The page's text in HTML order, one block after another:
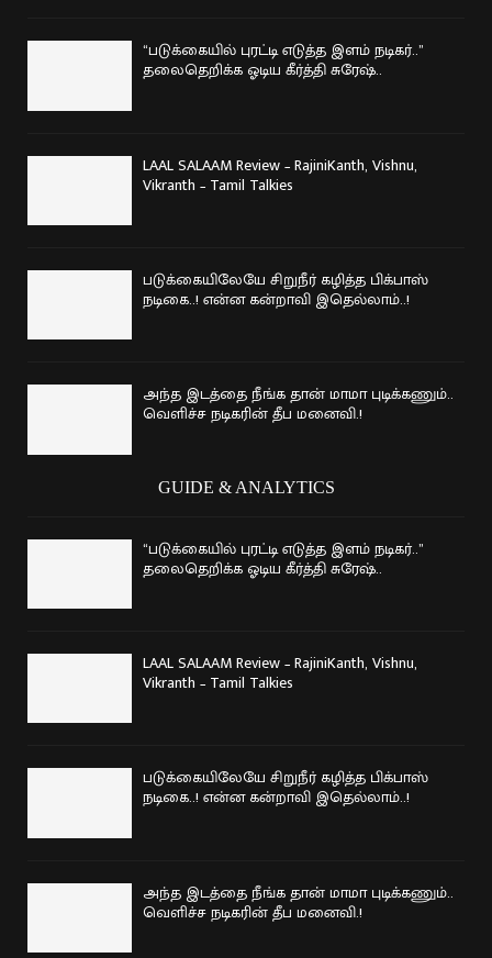
“படுக்கையில் புரட்டி எடுத்த இளம் நடிகர்..”
தலைதெறிக்க ஓடிய கீர்த்தி சுரேஷ்..
LAAL SALAAM Review – RajiniKanth, Vishnu,
Vikranth – Tamil Talkies
படுக்கையிலேயே சிறுநீர் கழித்த பிக்பாஸ்
நடிகை..! என்ன கன்றாவி இதெல்லாம்..!
அந்த இடத்தை நீங்க தான் மாமா புடிக்கணும்..
வெளிச்ச நடிகரின் தீப மனைவி.!
GUIDE & ANALYTICS
“படுக்கையில் புரட்டி எடுத்த இளம் நடிகர்..”
தலைதெறிக்க ஓடிய கீர்த்தி சுரேஷ்..
LAAL SALAAM Review – RajiniKanth, Vishnu,
Vikranth – Tamil Talkies
படுக்கையிலேயே சிறுநீர் கழித்த பிக்பாஸ்
நடிகை..! என்ன கன்றாவி இதெல்லாம்..!
அந்த இடத்தை நீங்க தான் மாமா புடிக்கணும்..
வெளிச்ச நடிகரின் தீப மனைவி.!